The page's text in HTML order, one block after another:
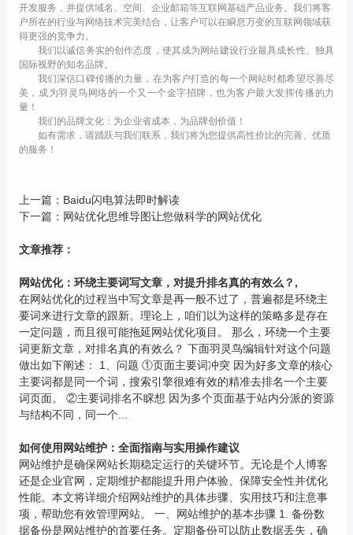
开发服务，并提供域名、空间、企业邮箱等互联网基础产品业务。我们将客
户所在的行业与网络技术完美结合，让客户可以在瞬息万变的互联网领域获
得更强的竞争力。
我们以诚信务实的创作态度，使其成为网站建设行业最具成长性、独具
国际视野的知名品牌。
我们深信口碑传播的力量，在为客户打造的每一个网站时都希望尽善尽
美，成为羽灵鸟网络的一个又一个金字招牌，也为客户最大发挥传播的力
量！
我们的品牌文化：为企业省成本，为品牌创价值！
如有需求，请踊跃与我们联系，我们将为您提供高性价比的完善、优质
的服务！
上一篇： Baidu闪电算法即时解读
下一篇： 网站优化思维导图让您做科学的网站优化
文章推荐：
网站优化：环绕主要词写文章，对提升排名真的有效么？,
在网站优化的过程当中写文章是再一般不过了，普遍都是环绕主
要词来进行文章的跟新。理论上，咱们以为这样的策略多是存在
一定问题，而且很可能拖延网站优化项目。 那么，环绕一个主要
词更新文章，对排名真的有效么？ 下面羽灵鸟编辑针对这个问题
做出如下阐述： 1、问题 ①页面主要词冲突 因为好多文章的核心
主要词都是同一个词，搜索引擎很难有效的精准去排名一个主要
词页面。 ②主要词排名不睬想 因为多个页面基于站内分派的资源
与结构不同，同一个...
如何使用网站维护：全面指南与实用操作建议
网站维护是确保网站长期稳定运行的关键环节。无论是个人博客
还是企业官网，定期维护都能提升用户体验、保障安全性并优化
性能。本文将详细介绍网站维护的具体步骤、实用技巧和注意事
项，帮助您有效管理网站。 一、网站维护的基本步骤 1. 备份数
据备份是网站维护的首要任务。定期备份可以防止数据丢失，确